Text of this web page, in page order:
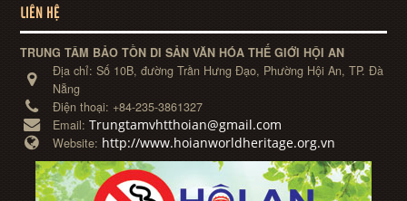
LIÊN HỆ
TRUNG TÂM BẢO TỒN DI SẢN VĂN HÓA THẾ GIỚI HỘI AN
Địa chỉ:Số 10B, đường Trần Hưng Đạo, Phường Hội An, TP. Đà
Nẵng
Điện thoại: +84-235-3861327
Email:Trungtamvhtthoian@gmail.com
Website: http://www.hoianworldheritage.org.vn